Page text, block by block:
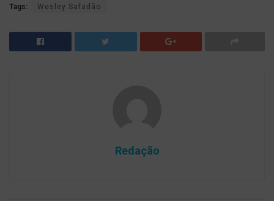
Tags: Wesley Safadão
Redação